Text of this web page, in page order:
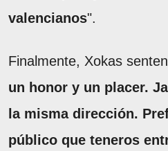
valencianos".
Finalmente, Xokas
un honor y un placer.
la misma dirección.
público que teneros